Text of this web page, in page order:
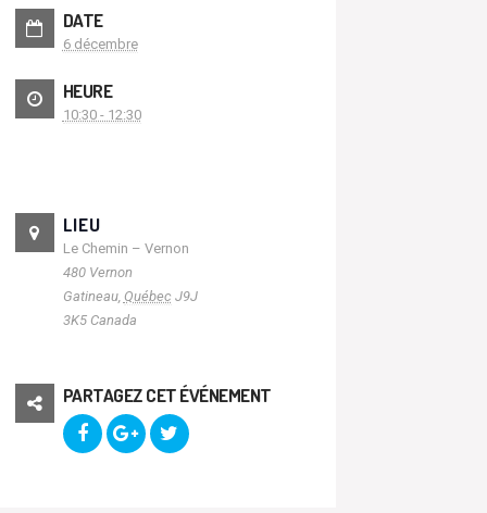
DATE
6 décembre
HEURE
10:30 - 12:30
LIEU
Le Chemin – Vernon
480 Vernon
Gatineau, Québec J9J
3K5 Canada
PARTAGEZ CET ÉVÉNEMENT